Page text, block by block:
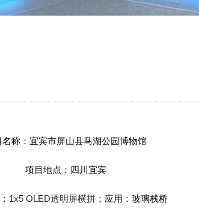
名称：宜宾市屏山县马湖公园博物馆
项目地点：四川宜宾
1x5 OLED透明屏横拼；应用：玻璃栈桥